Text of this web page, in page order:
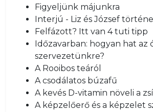
Figyeljünk májunkra
Interjú - Liz és József
Felfázott? Itt van 4 tuti tipp
Időzavarban: hogyan hat az
szervezetünkre?
A Rooibos teáról
A csodálatos búzafű
A kevés D-vitamin növeli a
A képzelőerő és a képzelet